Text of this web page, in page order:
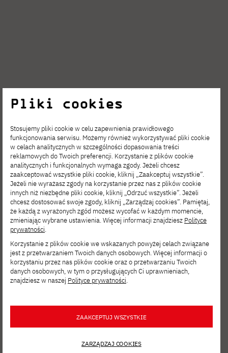
2026-08-04
Postaw na rozwój. Studia podyplomowe
Cybersecurity w PJATK Gdańsk
2026-08-03
Współpraca PJATK w Gdańsku z GS
Pliki cookies
Stosujemy pliki cookie w celu zapewnienia prawidłowego
funkcjonowania serwisu. Możemy również wykorzystywać pliki cookie
w celach analitycznych w szczególności dopasowania treści
reklamowych do Twoich preferencji. Korzystanie z plików cookie
analitycznych i funkcjonalnych wymaga zgody. Jeżeli chcesz
zaakceptować wszystkie pliki cookie, kliknij „Zaakceptuj wszystkie”.
Jeżeli nie wyrażasz zgody na korzystanie przez nas z plików cookie
innych niż niezbędne pliki cookie, kliknij „Odrzuć wszystkie”. Jeżeli
chcesz dostosować swoje zgody, kliknij „Zarządzaj cookies”. Pamiętaj,
że każdą z wyrażonych zgód możesz wycofać w każdym momencie,
zmieniając wybrane ustawienia. Więcej informacji znajdziesz Polityce
prywatności.
Korzystanie z plików cookie we wskazanych powyżej celach związane
jest z przetwarzaniem Twoich danych osobowych. Więcej informacji o
korzystaniu przez nas plików cookie oraz o przetwarzaniu Twoich
danych osobowych, w tym o przysługujących Ci uprawnieniach,
znajdziesz w naszej Polityce prywatności.
ZAAKCEPTUJ WSZYSTKIE
ZARZĄDZAJ COOKIES